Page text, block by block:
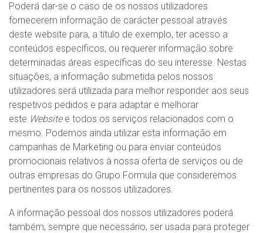
Poderá dar-se o caso de os nossos utilizadores
fornecerem informação de carácter pessoal através
deste website para, a título de exemplo, ter acesso a
conteúdos específicos, ou requerer informação sobre
determinadas áreas específicas do seu interesse. Nestas
situações, a informação submetida pelos nossos
utilizadores será utilizada para melhor responder aos seus
respetivos pedidos e para adaptar e melhorar
este Websitee todos os serviços relacionados com o
mesmo. Podemos ainda utilizar esta informação em
campanhas de Marketing ou para enviar conteúdos
promocionais relativos à nossa oferta de serviços ou de
outras empresas do Grupo Formula que consideremos
pertinentes para os nossos utilizadores.
A informação pessoal dos nossos utilizadores poderá
também, sempre que necessário, ser usada para proteger